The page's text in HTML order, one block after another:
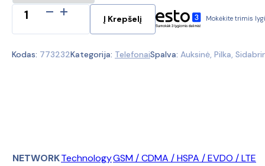
produkto
kiekis:
Apple
6s
Į Krepšelį Mokėkite trimis
Kodas: 773232Kategorija: TelefonaiSpalva: Auksinė, Pilka,
NETWORKTechnologyGSM / CDMA / HSPA / EVDO / LTE